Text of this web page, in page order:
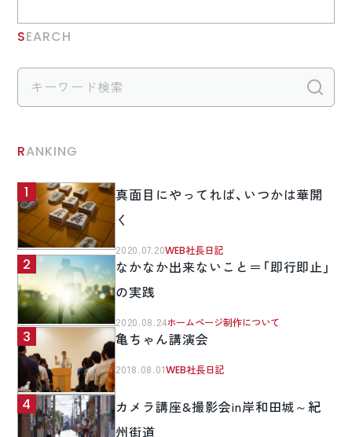
SEARCH
RANKING
真面目にやってれば、いつかは華開
く
2020.07.20WEB社長日記
なかなか出来ないこと＝「即行即止」
の実践
2020.08.24ホームページ制作について
亀ちゃん講演会
2018.08.01WEB社長日記
カメラ講座&撮影会in岸和田城～紀
州街道